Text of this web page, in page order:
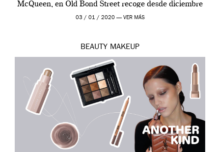
McQueen, en Old Bond Street recoge desde diciembre
de 2019 hasta final de abril […]
03 / 01 / 2020 — VER MÁS
BEAUTY MAKEUP